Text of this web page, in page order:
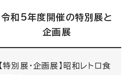
令和5年度開催の特別展と
企画展
【特別展・企画展】昭和レトロ食